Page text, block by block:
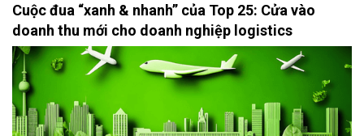
Cuộc đua “xanh & nhanh” của Top 25: Cửa vào
doanh thu mới cho doanh nghiệp logistics